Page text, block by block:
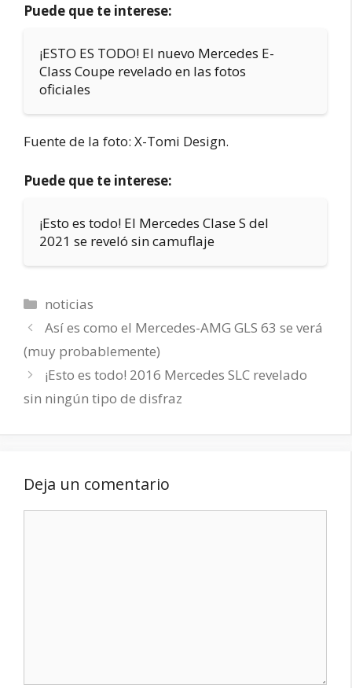
Puede que te interese:
¡ESTO ES TODO! El nuevo Mercedes E-
Class Coupe revelado en las fotos
oficiales
Fuente de la foto: X-Tomi Design.
Puede que te interese:
¡Esto es todo! El Mercedes Clase S del
2021 se reveló sin camuflaje
Categorías
noticias
Así es como el Mercedes-AMG GLS 63 se verá
(muy probablemente)
¡Esto es todo! 2016 Mercedes SLC revelado
sin ningún tipo de disfraz
Deja un comentario